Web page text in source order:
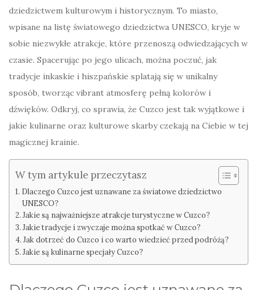
dziedzictwem kulturowym i historycznym. To miasto,
wpisane na listę światowego dziedzictwa UNESCO, kryje w
sobie niezwykłe atrakcje, które przenoszą odwiedzających w
czasie. Spacerując po jego ulicach, można poczuć, jak
tradycje inkaskie i hiszpańskie splatają się w unikalny
sposób, tworząc vibrant atmosferę pełną kolorów i
dźwięków. Odkryj, co sprawia, że Cuzco jest tak wyjątkowe i
jakie kulinarne oraz kulturowe skarby czekają na Ciebie w tej
magicznej krainie.
W tym artykule przeczytasz
Dlaczego Cuzco jest uznawane za światowe dziedzictwo
UNESCO?
Jakie są najważniejsze atrakcje turystyczne w Cuzco?
Jakie tradycje i zwyczaje można spotkać w Cuzco?
Jak dotrzeć do Cuzco i co warto wiedzieć przed podróżą?
Jakie są kulinarne specjały Cuzco?